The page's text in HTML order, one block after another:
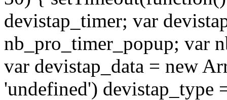
devistap_timer; var
nb_pro_timer_popup; var
var devistap_data = new
'undefined') devistap_type